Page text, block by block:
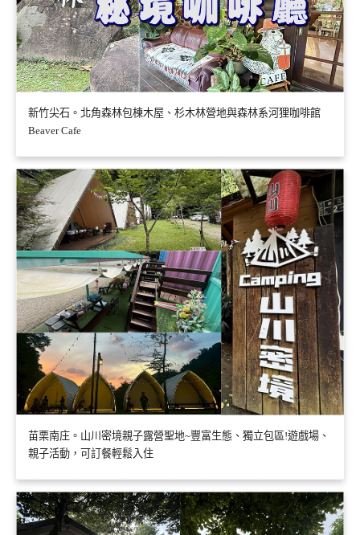
新竹尖石。北角森林包棟木屋、杉木林營地與森林系河狸咖啡館
Beaver Cafe
苗栗南庄。山川密境親子露營聖地~豐富生態、獨立包區!遊戲場、
親子活動，可訂餐輕鬆入住